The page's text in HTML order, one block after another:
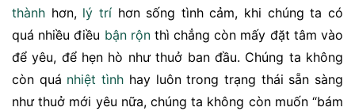
thành hơn, lý tríhơn sống tình cảm, khi chúng ta có
quá nhiều điều bận rộnthì chẳng còn mấy đặt tâm vào
để yêu, để hẹn hò như thuở ban đầu. Chúng ta không
còn quá nhiệt tình hay luôn trong trạng thái sẵn sàng
như thuở mới yêu nữa, chúng ta không còn muốn “bám